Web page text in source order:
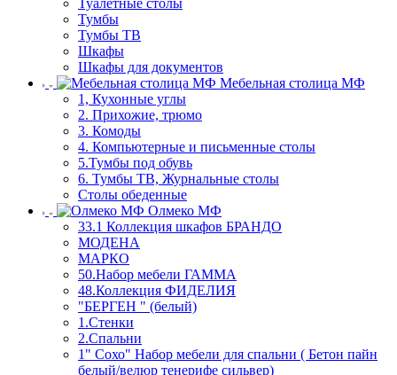
Туалетные столы
Тумбы
Тумбы ТВ
Шкафы
Шкафы для документов
Мебельная столица МФ
1, Кухонные углы
2. Прихожие, трюмо
3. Комоды
4. Компьютерные и письменные столы
5.Тумбы под обувь
6. Тумбы ТВ, Журнальные столы
Столы обеденные
Олмеко МФ
33.1 Коллекция шкафов БРАНДО
МОДЕНА
МАРКО
50.Набор мебели ГАММА
48.Коллекция ФИДЕЛИЯ
"БЕРГЕН " (белый)
1.Стенки
2.Спальни
1" Сохо" Набор мебели для спальни ( Бетон пайн
белый/велюр тенерифе сильвер)